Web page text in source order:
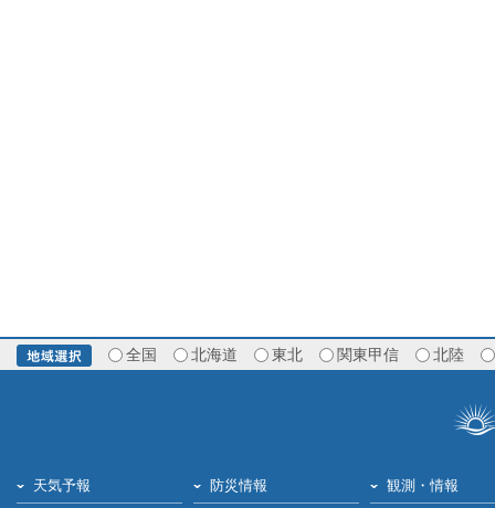
全国 北海道 東北 関東甲信 北陸
天気予報 防災情報 観測・情報